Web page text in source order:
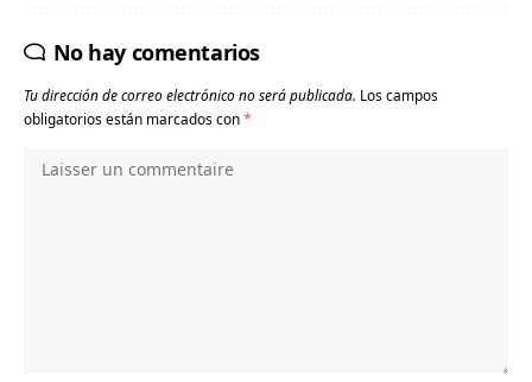
No hay comentarios
Tu dirección de correo electrónico no será publicada. Los campos
obligatorios están marcados con*